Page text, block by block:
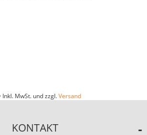
Inkl. MwSt. und zzgl.Versand
KONTAKT